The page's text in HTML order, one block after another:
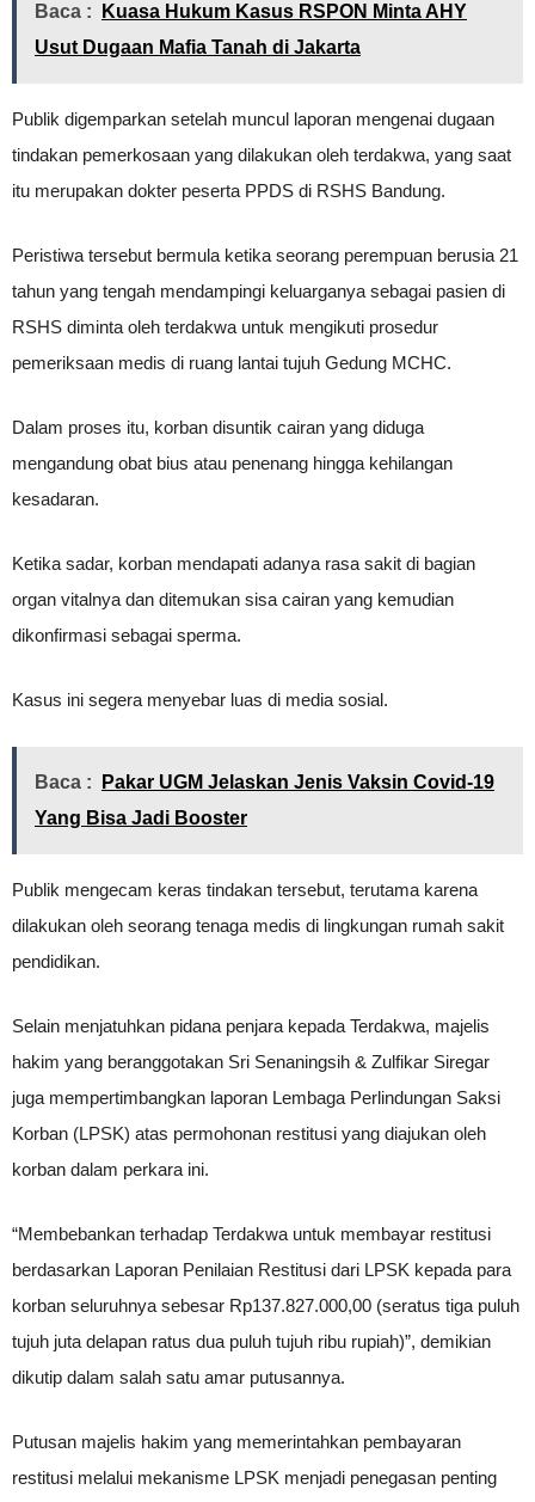
Baca :
Kuasa Hukum Kasus RSPON Minta AHY
Usut Dugaan Mafia Tanah di Jakarta
Publik digemparkan setelah muncul laporan mengenai dugaan
tindakan pemerkosaan yang dilakukan oleh terdakwa, yang saat
itu merupakan dokter peserta PPDS di RSHS Bandung.
Peristiwa tersebut bermula ketika seorang perempuan berusia 21
tahun yang tengah mendampingi keluarganya sebagai pasien di
RSHS diminta oleh terdakwa untuk mengikuti prosedur
pemeriksaan medis di ruang lantai tujuh Gedung MCHC.
Dalam proses itu, korban disuntik cairan yang diduga
mengandung obat bius atau penenang hingga kehilangan
kesadaran.
Ketika sadar, korban mendapati adanya rasa sakit di bagian
organ vitalnya dan ditemukan sisa cairan yang kemudian
dikonfirmasi sebagai sperma.
Kasus ini segera menyebar luas di media sosial.
Baca :
Pakar UGM Jelaskan Jenis Vaksin Covid-19
Yang Bisa Jadi Booster
Publik mengecam keras tindakan tersebut, terutama karena
dilakukan oleh seorang tenaga medis di lingkungan rumah sakit
pendidikan.
Selain menjatuhkan pidana penjara kepada Terdakwa, majelis
hakim yang beranggotakan Sri Senaningsih & Zulfikar Siregar
juga mempertimbangkan laporan Lembaga Perlindungan Saksi
Korban (LPSK) atas permohonan restitusi yang diajukan oleh
korban dalam perkara ini.
“Membebankan terhadap Terdakwa untuk membayar restitusi
berdasarkan Laporan Penilaian Restitusi dari LPSK kepada para
korban seluruhnya sebesar Rp137.827.000,00 (seratus tiga puluh
tujuh juta delapan ratus dua puluh tujuh ribu rupiah)”, demikian
dikutip dalam salah satu amar putusannya.
Putusan majelis hakim yang memerintahkan pembayaran
restitusi melalui mekanisme LPSK menjadi penegasan penting